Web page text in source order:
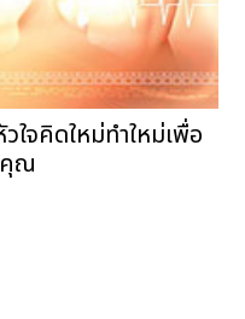
ใจคิดใหม่ทำใหม่เพื่อ
คุณ